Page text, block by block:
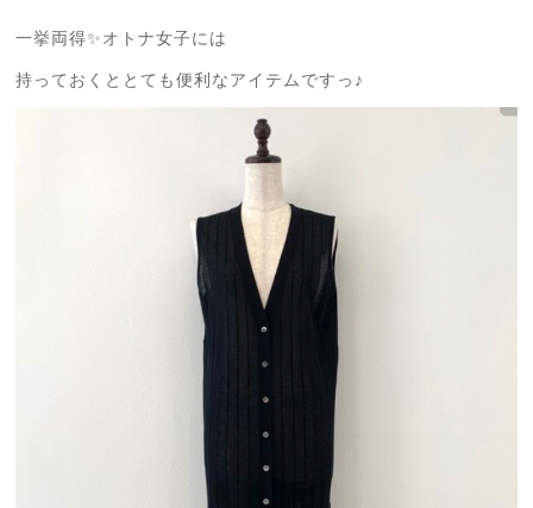
一挙両得✨オトナ女子には
持っておくととても便利なアイテムですっ♪